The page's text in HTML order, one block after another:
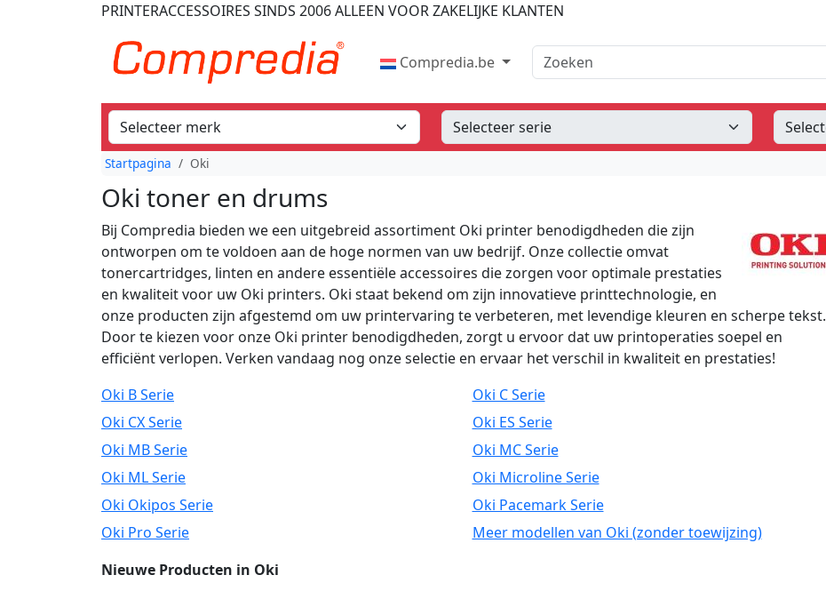
PRINTERACCESSOIRES SINDS 2006ALLEEN VOOR ZAKELIJKE KLANTEN
Compredia.be Zoeken
Startpagina Oki
Oki toner en drums
Bij Compredia bieden we een uitgebreid assortiment Oki printer benodigdheden die zijn
ontworpen om te voldoen aan de hoge normen van uw bedrijf. Onze collectie omvat
tonercartridges, linten en andere essentiële accessoires die zorgen voor optimale prestaties
en kwaliteit voor uw Oki printers. Oki staat bekend om zijn innovatieve printtechnologie, en
onze producten zijn afgestemd om uw printervaring te verbeteren, met levendige kleuren en scherpe tekst.
Door te kiezen voor onze Oki printer benodigdheden, zorgt u ervoor dat uw printoperaties soepel en
efficiënt verlopen. Verken vandaag nog onze selectie en ervaar het verschil in kwaliteit en prestaties!
Oki B Serie
Oki C Serie
Oki CX Serie
Oki ES Serie
Oki MB Serie
Oki MC Serie
Oki ML Serie
Oki Microline Serie
Oki Okipos Serie
Oki Pacemark Serie
Oki Pro Serie
Meer modellen van Oki (zonder toewijzing)
Nieuwe Producten in Oki